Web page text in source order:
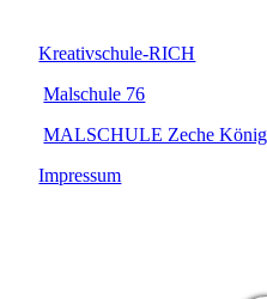
Kreativschule-RICH
Malschule 76
MALSCHULE Zeche
Impressum